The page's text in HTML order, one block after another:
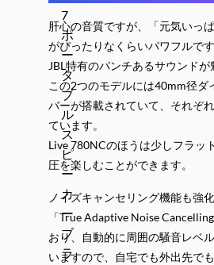
肝心の音質ですが、「元気いっ
がぴったりなくらいパワフルです
JBL特有のパンチあるサウンドが
この2つのモデルには40mm径ダ
バーが搭載されていて、それぞ
ています。
Live 780NCのほうは少しフラッ
圧を楽しむことができます。
ノイズキャンセリング機能も強
「True Adaptive Noise
おり、自動的に周囲の騒音レベ
いますので、自宅でも外出先で